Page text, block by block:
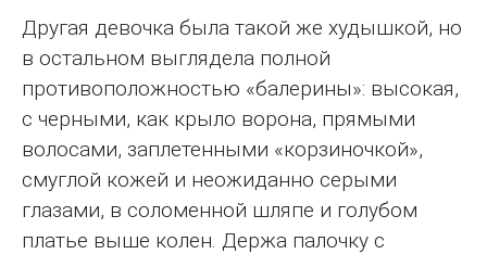
Другая девочка была такой же худышкой, но
в остальном выглядела полной
противоположностью «балерины»: высокая,
с черными, как крыло ворона, прямыми
волосами, заплетенными «корзиночкой»,
смуглой кожей и неожиданно серыми
глазами, в соломенной шляпе и голубом
платье выше колен. Держа палочку с